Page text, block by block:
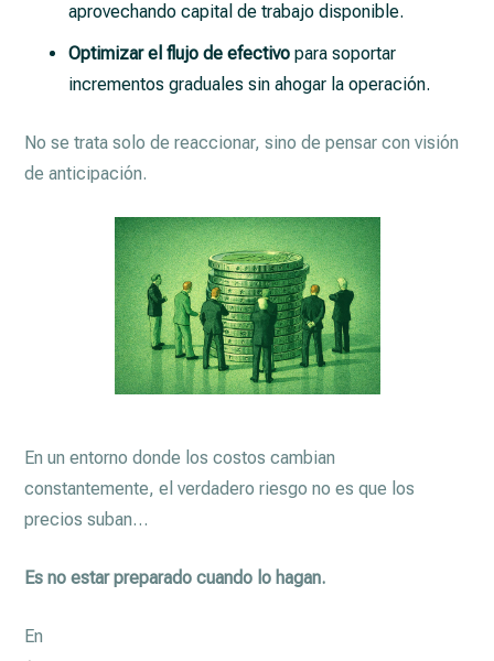
aprovechando capital de trabajo disponible.
Optimizar el flujo de efectivo para soportar
incrementos graduales sin ahogar la operación.
No se trata solo de reaccionar, sino de pensar con visión
de anticipación.
En un entorno donde los costos cambian
constantemente, el verdadero riesgo no es que los
precios suban…
Es no estar preparado cuando lo hagan.
En